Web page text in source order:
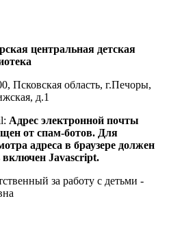
центральная детская
Псковская область, г.Печоры,
д.1
Адрес электронной почты
от спам-ботов. Для
адреса в браузере должен
Javascript.
за работу с детьми -